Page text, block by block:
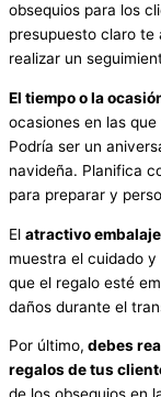
obsequios para los
presupuesto claro te
realizar un
El tiempoo la
ocasiones en las
Podría ser un
navideña. Planifica
para preparar y
El atractivo embalaje
muestra el cuidado
que el regalo esté
daños durante el
Por último, debes
regalos detus